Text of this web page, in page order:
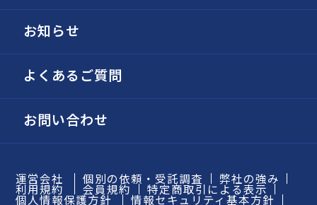
お知らせ
よくあるご質問
お問い合わせ
運営会社 個別の依頼・受託調査 弊社の強み
利用規約 会員規約 特定商取引による表示
個人情報保護方針 情報セキュリティ基本方針